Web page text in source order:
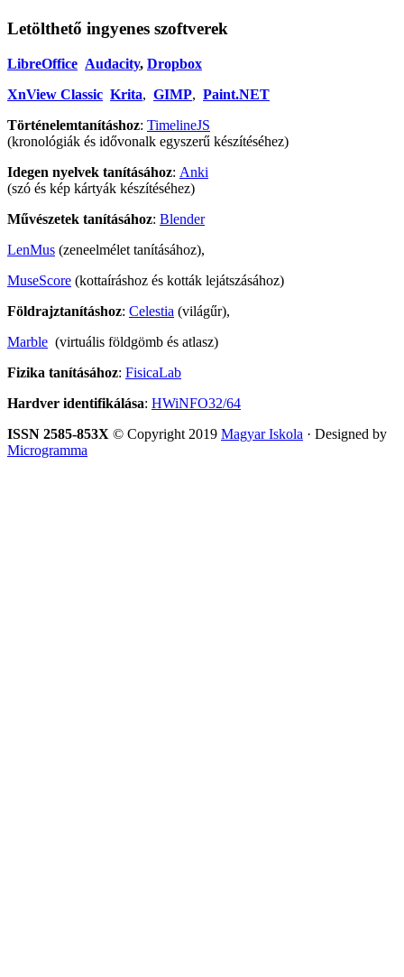
Letölthető ingyenes szoftverek
LibreOffice Audacity, Dropbox
XnView Classic Krita, GIMP, Paint.NET
Történelemtanításhoz: TimelineJS
(kronológiák és idővonalk egyszerű készítéséhez)
Idegen nyelvek tanításához: Anki
(szó és kép kártyák készítéséhez)
Művészetek tanításához: Blender
LenMus (zeneelmélet tanításához),
MuseScore (kottaíráshoz és kották lejátszásához)
Földrajztanításhoz: Celestia (világűr),
Marble (virtuális földgömb és atlasz)
Fizika tanításához: FisicaLab
Hardver identifikálása: HWiNFO32/64
ISSN 2585-853X © Copyright 2019 Magyar Iskola · Designed by
Microgramma